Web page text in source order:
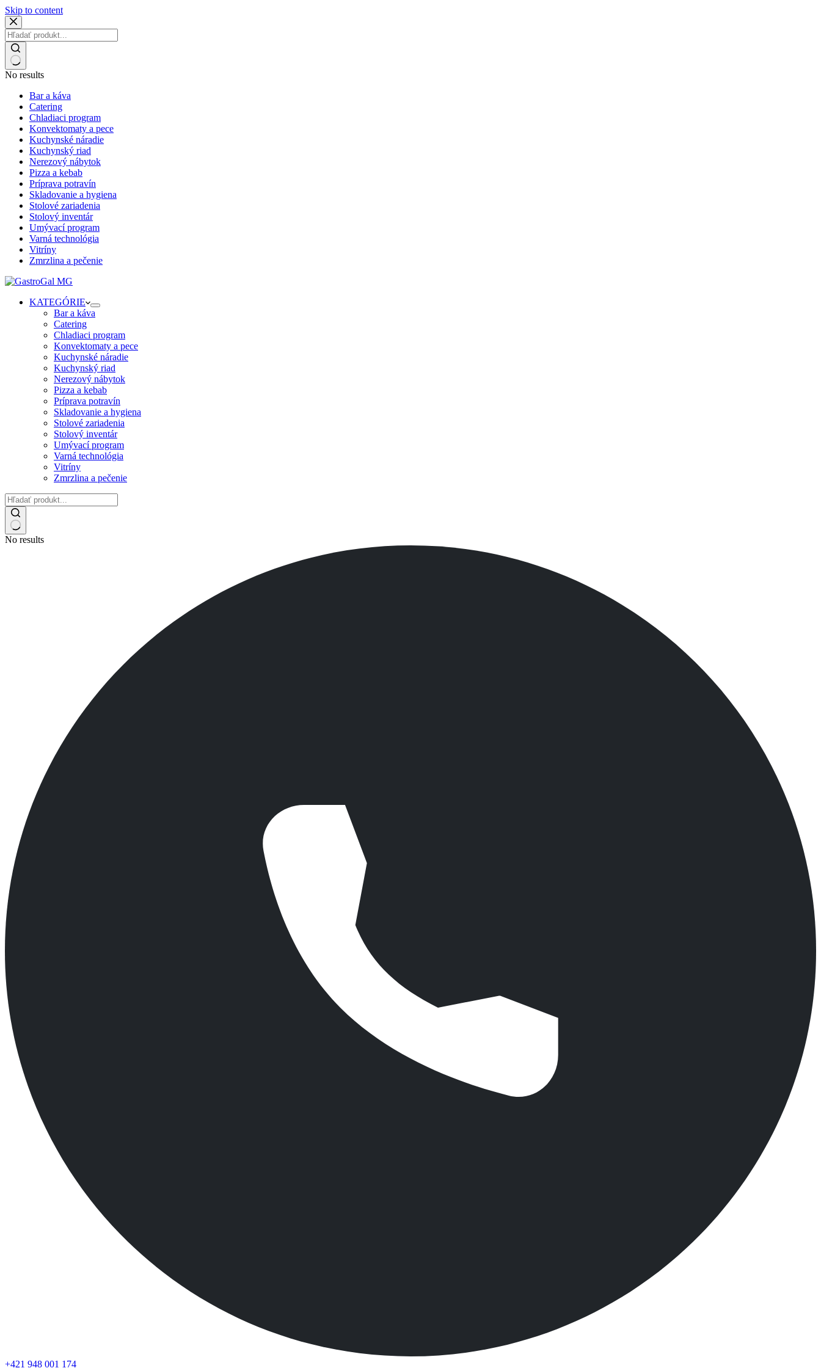
Skip to content
No results
Bar a káva
Catering
Chladiaci program
Konvektomaty a pece
Kuchynské náradie
Kuchynský riad
Nerezový nábytok
Pizza a kebab
Príprava potravín
Skladovanie a hygiena
Stolové zariadenia
Stolový inventár
Umývací program
Varná technológia
Vitríny
Zmrzlina a pečenie
KATEGÓRIE
Bar a káva
Catering
Chladiaci program
Konvektomaty a pece
Kuchynské náradie
Kuchynský riad
Nerezový nábytok
Pizza a kebab
Príprava potravín
Skladovanie a hygiena
Stolové zariadenia
Stolový inventár
Umývací program
Varná technológia
Vitríny
Zmrzlina a pečenie
No results
+421 948 001 174